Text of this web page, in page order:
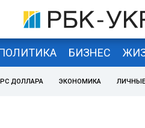
БИЗНЕС
ДОЛЛАРА ЭКОНОМИКА